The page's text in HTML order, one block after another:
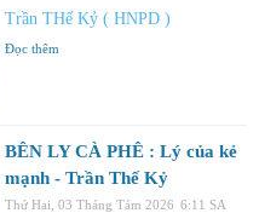
Trần THế Kỷ ( HNPD )
Đọc thêm
BÊN LY CÀ PHÊ : Lý của kẻ
mạnh - Trần Thế Kỷ
Thứ Hai, 03 Tháng Tám 2026 6:11 SA